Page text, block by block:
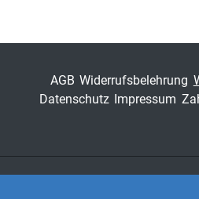
ISSN
Band 151
AGB Widerrufsbelehrung
Datenschutz Impressum